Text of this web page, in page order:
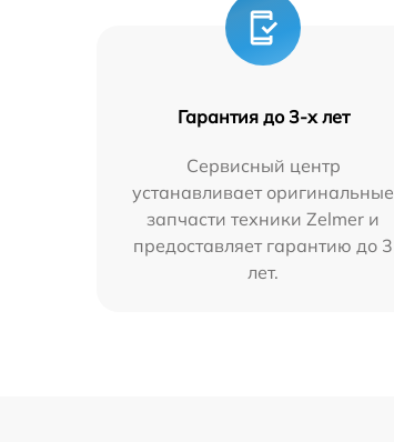
Гарантия до 3-х лет
Сервисный центр
устанавливает оригинальные
запчасти техники Zelmer и
предоставляет гарантию до 3
лет.